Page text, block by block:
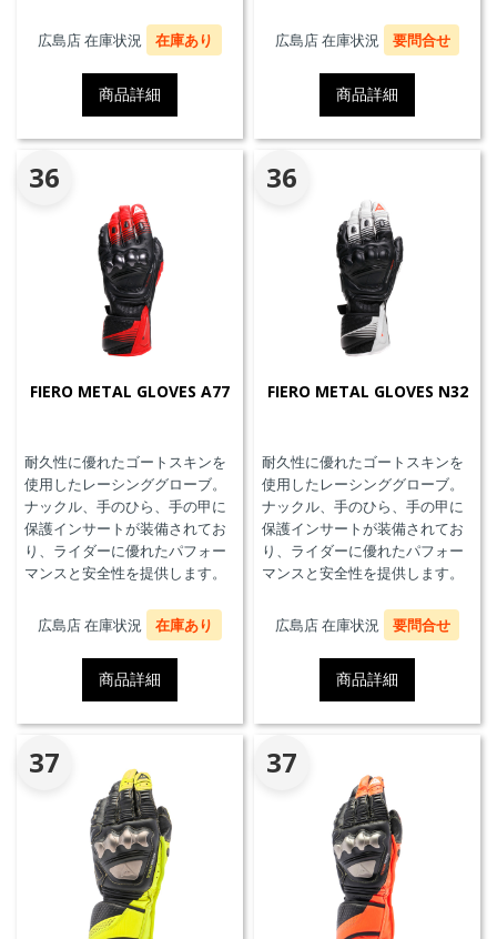
広島店 在庫状況 在庫あり
商品詳細
広島店 在庫状況 要問合せ
商品詳細
36
FIERO METAL GLOVES A77
耐久性に優れたゴートスキンを
使用したレーシンググローブ。
ナックル、手のひら、手の甲に
保護インサートが装備されてお
り、ライダーに優れたパフォー
マンスと安全性を提供します。
広島店 在庫状況 在庫あり
商品詳細
36
FIERO METAL GLOVES N32
耐久性に優れたゴートスキンを
使用したレーシンググローブ。
ナックル、手のひら、手の甲に
保護インサートが装備されてお
り、ライダーに優れたパフォー
マンスと安全性を提供します。
広島店 在庫状況 要問合せ
商品詳細
37 37